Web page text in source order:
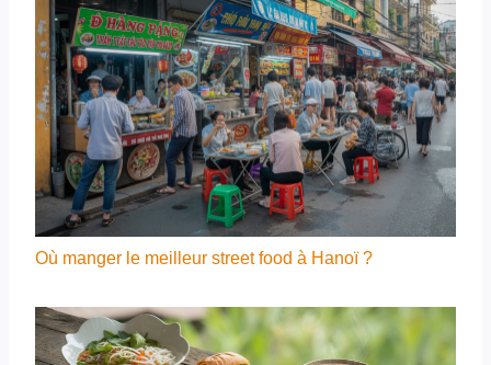
Où manger le meilleur street food à Hanoï ?